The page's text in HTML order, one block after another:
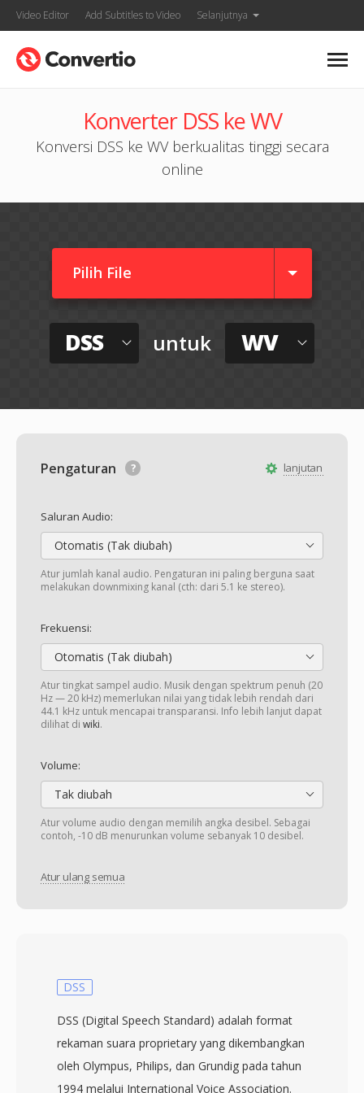
Video Editor Add Subtitles to Video Selanjutnya
Konverter DSS ke WV
Konversi DSS ke WV berkualitas tinggi secara
online
Pilih File
DSS untuk WV
lanjutan
Pengaturan
Saluran Audio:
Otomatis (Tak diubah)
Atur jumlah kanal audio. Pengaturan ini paling berguna saat
melakukan downmixing kanal (cth: dari 5.1 ke stereo).
Frekuensi:
Otomatis (Tak diubah)
Atur tingkat sampel audio. Musik dengan spektrum penuh (20
Hz — 20 kHz) memerlukan nilai yang tidak lebih rendah dari
44.1 kHz untuk mencapai transparansi. Info lebih lanjut dapat
dilihat di wiki.
Volume:
Tak diubah
Atur volume audio dengan memilih angka desibel. Sebagai
contoh, -10 dB menurunkan volume sebanyak 10 desibel.
Atur ulang semua
DSS
DSS (Digital Speech Standard) adalah format
rekaman suara proprietary yang dikembangkan
oleh Olympus, Philips, dan Grundig pada tahun
1994 melalui International Voice Association.